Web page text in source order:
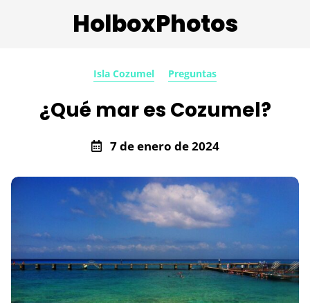
HolboxPhotos
Isla Cozumel Preguntas
¿Qué mar es Cozumel?
7 de enero de 2024